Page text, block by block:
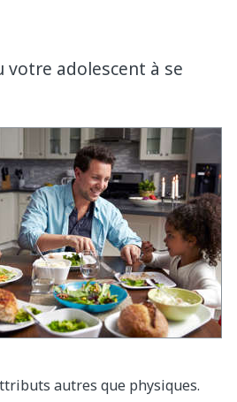
adolescent à se
autres que physiques.